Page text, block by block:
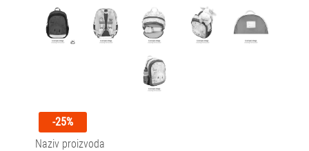
-25%
Naziv proizvoda